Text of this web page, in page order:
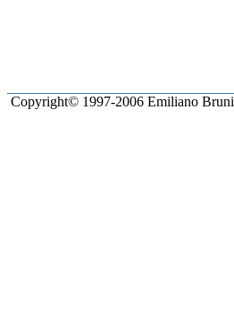
Copyright© 1997-2006 Emiliano Bruni